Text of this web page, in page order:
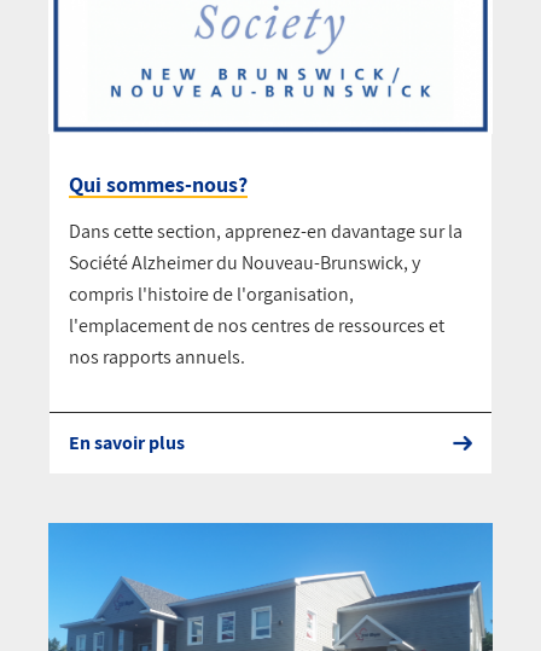
Qui sommes-nous?
Dans cette section, apprenez-en davantage sur la
Société Alzheimer du Nouveau-Brunswick, y
compris l'histoire de l'organisation,
l'emplacement de nos centres de ressources et
nos rapports annuels.
En savoir plus